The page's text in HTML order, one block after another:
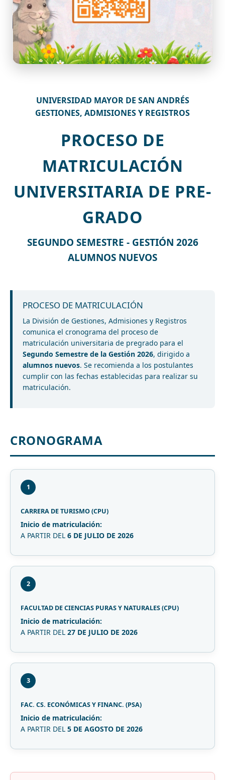
UNIVERSIDAD MAYOR DE SAN ANDRÉS
GESTIONES, ADMISIONES Y REGISTROS
PROCESO DE
MATRICULACIÓN
UNIVERSITARIA DE PRE-
GRADO
SEGUNDO SEMESTRE - GESTIÓN 2026
ALUMNOS NUEVOS
PROCESO DE MATRICULACIÓN
La División de Gestiones, Admisiones y Registros
comunica el cronograma del proceso de
matriculación universitaria de pregrado para el
Segundo Semestre de la Gestión 2026, dirigido a
alumnos nuevos. Se recomienda a los postulantes
cumplir con las fechas establecidas para realizar su
matriculación.
CRONOGRAMA
1
CARRERA DE TURISMO (CPU)
Inicio de matriculación:
A PARTIR DEL 6 DE JULIO DE 2026
2
FACULTAD DE CIENCIAS PURAS Y NATURALES (CPU)
Inicio de matriculación:
A PARTIR DEL 27 DE JULIO DE 2026
3
FAC. CS. ECONÓMICAS Y FINANC. (PSA)
Inicio de matriculación:
A PARTIR DEL 5 DE AGOSTO DE 2026